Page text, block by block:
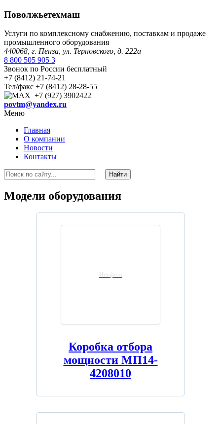
Поволжьетехмаш
Услуги по комплексному снабжению, поставкам и продаже
промышленного оборудования
440068, г. Пенза, ул. Терновского, д. 222а
8 800 505 905 3
Звонок по России бесплатный
+7 (8412) 21-74-21
Тел/факс +7 (8412) 28-28-55
+7 (927) 3902422
povtm@yandex.ru
Меню
Главная
О компании
Новости
Контакты
Модели оборудования
Нет фото
Коробка отбора
мощности МП14-
4208010